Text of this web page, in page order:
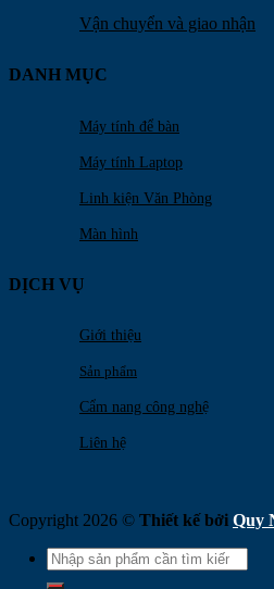
Vận chuyển và giao nhận
DANH MỤC
Máy tính để bàn
Máy tính Laptop
Linh kiện Văn Phòng
Màn hình
DỊCH VỤ
Giới thiệu
Sản phẩm
Cẩm nang công nghệ
Liên hệ
Copyright 2026 © Thiết kế bởi Quy
Search
for: